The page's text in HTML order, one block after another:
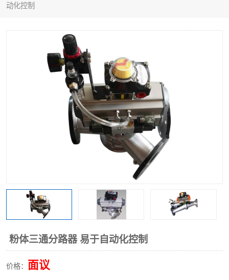
动化控制
粉体三通分路器 易于自动化控制
价格： 面议
气动三通阀 不锈钢三通阀
翻板转向阀
Y型球阀
气动球阀
Y型分路阀
粉体分路阀
管道换向器 管路换向器